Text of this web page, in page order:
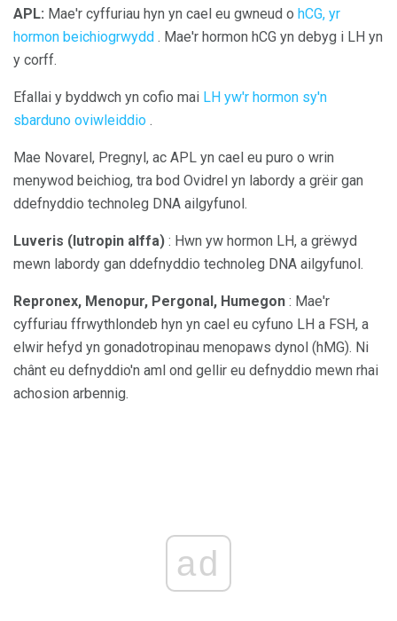
APL: Mae'r cyffuriau hyn yn cael eu gwneud o hCG, yr
hormon beichiogrwydd . Mae'r hormon hCG yn debyg i LH yn
y corff.
Efallai y byddwch yn cofio mai LH yw'r hormon sy'n
sbarduno oviwleiddio .
Mae Novarel, Pregnyl, ac APL yn cael eu puro o wrin
menywod beichiog, tra bod Ovidrel yn labordy a grëir gan
ddefnyddio technoleg DNA ailgyfunol.
Luveris (lutropin alffa) : Hwn yw hormon LH, a grëwyd
mewn labordy gan ddefnyddio technoleg DNA ailgyfunol.
Repronex, Menopur, Pergonal, Humegon : Mae'r
cyffuriau ffrwythlondeb hyn yn cael eu cyfuno LH a FSH, a
elwir hefyd yn gonadotropinau menopaws dynol (hMG). Ni
chânt eu defnyddio'n aml ond gellir eu defnyddio mewn rhai
achosion arbennig.
ad